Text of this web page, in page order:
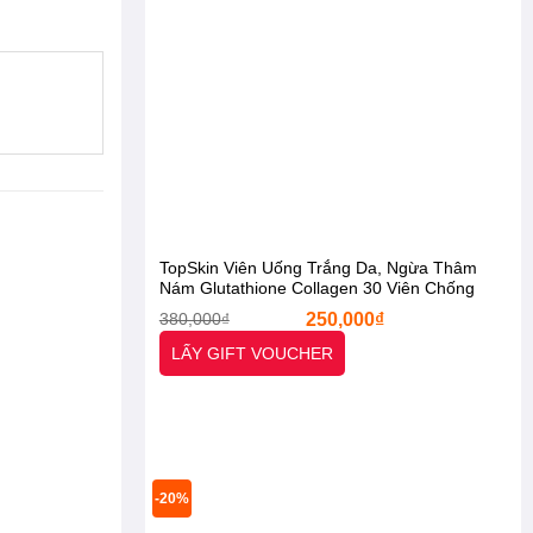
TopSkin Viên Uống Trắng Da, Ngừa Thâm
Nám Glutathione Collagen 30 Viên Chống
Lão Hóa [Otel-StarX- Chính Hãng]
380,000₫
Giá
gốc
là:
380,000₫.
250,000₫
LẤY GIFT VOUCHER
-20%
-47%